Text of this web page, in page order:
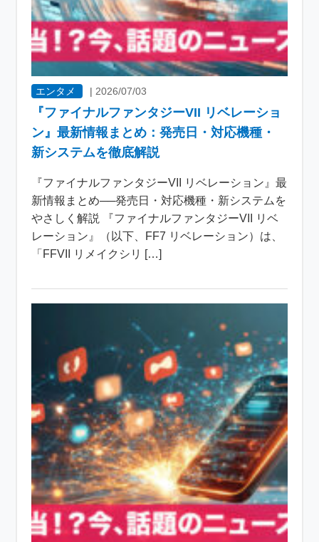
エンタメ | 2026/07/03
『ファイナルファンタジーVII リベレーショ
ン』最新情報まとめ：発売日・対応機種・
新システムを徹底解説
『ファイナルファンタジーVII リベレーション』最
新情報まとめ──発売日・対応機種・新システムを
やさしく解説 『ファイナルファンタジーVII リベ
レーション』（以下、FF7 リベレーション）は、
「FFVII リメイクシリ […]